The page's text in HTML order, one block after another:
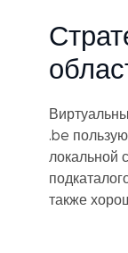
.be
локальной
также